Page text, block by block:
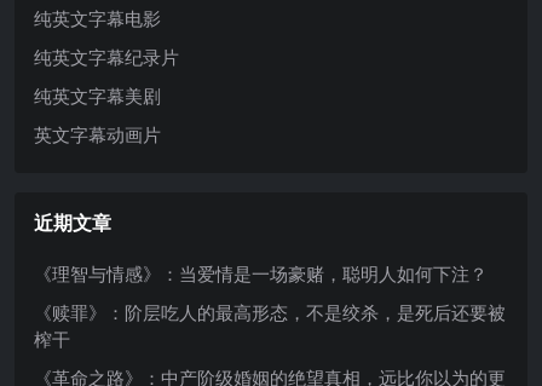
纯英文字幕电影
纯英文字幕纪录片
纯英文字幕美剧
英文字幕动画片
近期文章
《理智与情感》：当爱情是一场豪赌，聪明人如何下注？
《赎罪》：阶层吃人的最高形态，不是绞杀，是死后还要被
榨干
《革命之路》：中产阶级婚姻的绝望真相，远比你以为的更